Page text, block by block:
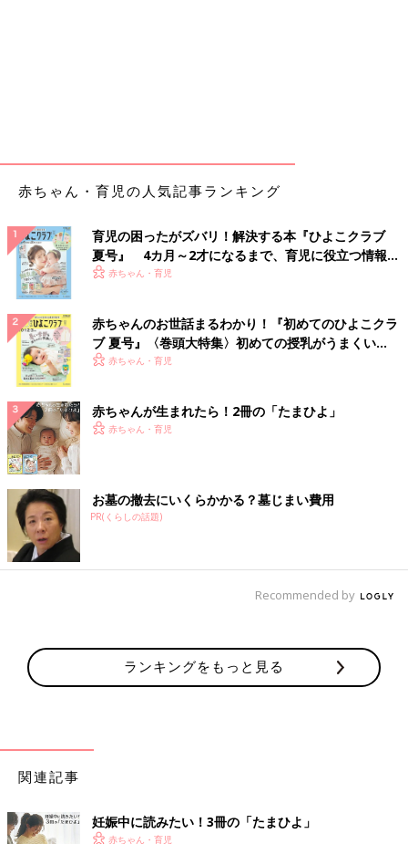
赤ちゃん・育児の人気記事ランキング
育児の困ったがズバリ！解決する本『ひよこクラブ
夏号』 4カ月～2才になるまで、育児に役立つ情報が
いっぱい！
赤ちゃん・育児
赤ちゃんのお世話まるわかり！『初めてのひよこクラ
ブ 夏号』〈巻頭大特集〉初めての授乳がうまくい
く！ おっぱい・ミルクの基本と夏のトラブル 解決テ
赤ちゃん・育児
赤ちゃんが生まれたら！2冊の「たまひよ」
赤ちゃん・育児
お墓の撤去にいくらかかる？墓じまい費用
PR(くらしの話題)
Recommended by
ランキングをもっと見る
関連記事
妊娠中に読みたい！3冊の「たまひよ」
赤ちゃん・育児